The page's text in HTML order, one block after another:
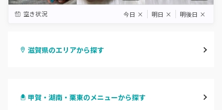
空き状況 今日 × 明日 × 明後日 ×
滋賀県のエリアから探す
甲賀・湖南・栗東
甲賀・湖南・栗東のメニューから探す